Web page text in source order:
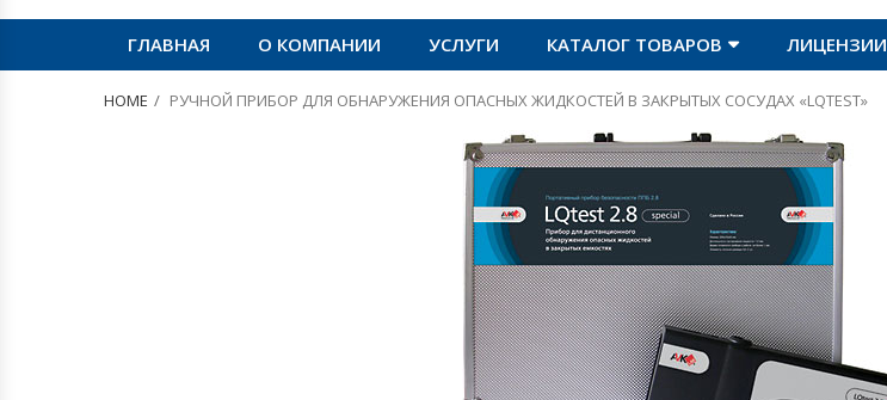
ГЛАВНАЯ О КОМПАНИИ УСЛУГИ КАТАЛОГ ТОВАРОВ ЛИЦЕНЗИИ
HOME РУЧНОЙ ПРИБОР ДЛЯ ОБНАРУЖЕНИЯ ОПАСНЫХ ЖИДКОСТЕЙ В ЗАКРЫТЫХ СОСУДАХ «LQTEST»